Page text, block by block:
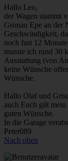
Hallo Leo,
der Wagen stammt
Gronau Epe an der
Geschwindigkeit,
noch fast 12
musste ich rund 30
Ausstattung (von
keine Wünsche
Wünsche.
Hallo Olaf und
auch Euch gilt
guten Wünsche.
In die Garage
Peter089
Nach oben